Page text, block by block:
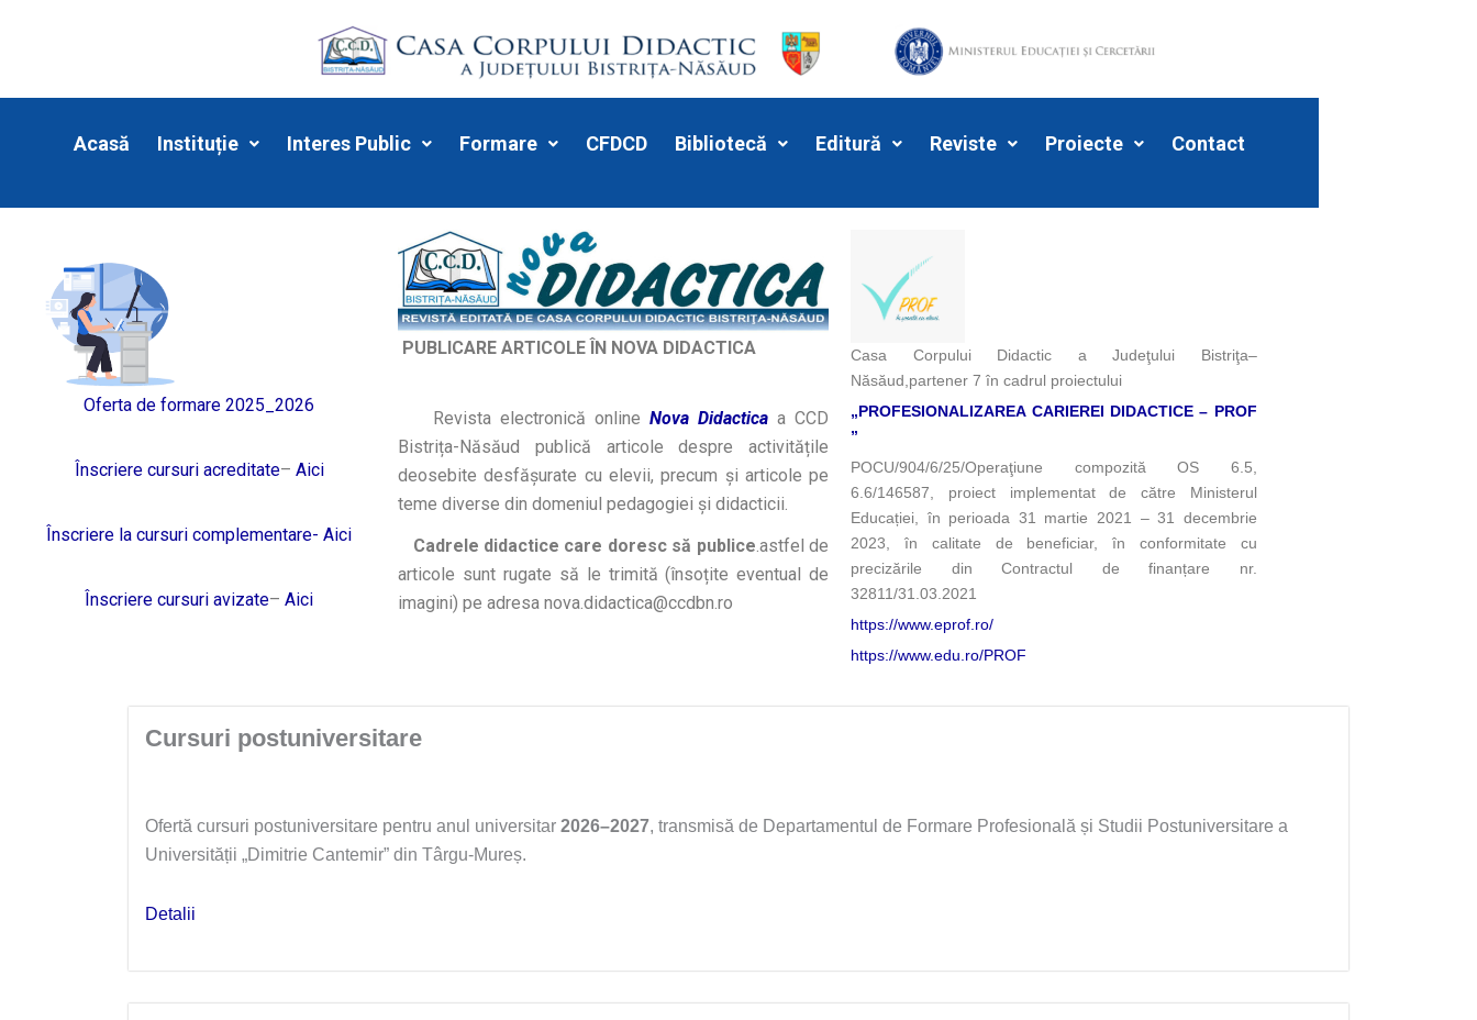
Acasă Instituție Interes Public Formare CFDCD Bibliotecă Editură Reviste Proiecte Contact
Oferta de formare 2025_2026
Înscriere cursuri acreditate– Aici
Înscriere la cursuri complementare- Aici
Înscriere cursuri avizate–Aici
PUBLICARE ARTICOLE ÎN NOVA DIDACTICA
Revista electronică online Nova Didactica a CCD
Bistrița-Năsăud publică articole despre activitățile
deosebite desfășurate cu elevii, precum și articole pe
teme diverse din domeniul pedagogiei și didacticii.
Cadrele didactice care doresc să publice.astfel de
articole sunt rugate să le trimită (însoțite eventual de
imagini) pe adresa nova.didactica@ccdbn.ro
Casa Corpului Didactic a Judeţului Bistriţa–
Năsăud,partener 7 în cadrul proiectului
„PROFESIONALIZAREA CARIEREI DIDACTICE – PROF
”
POCU/904/6/25/Operaţiune compozită OS 6.5,
6.6/146587, proiect implementat de către Ministerul
Educației, în perioada 31 martie 2021 – 31 decembrie
2023, în calitate de beneficiar, în conformitate cu
precizările din Contractul de finanțare nr.
32811/31.03.2021
https://www.eprof.ro/
https://www.edu.ro/PROF
Cursuri postuniversitare
Ofertă cursuri postuniversitare pentru anul universitar 2026–2027, transmisă de Departamentul de Formare Profesională și Studii Postuniversitare a
Universității „Dimitrie Cantemir” din Târgu-Mureș.
Detalii